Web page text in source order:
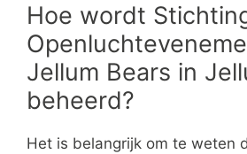
Hoe wordt
Jellum Bears in
beheerd?
Het is belangrijk om te weten